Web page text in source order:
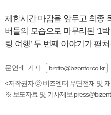
제한시간 마감을 앞두고 최종
버들의 모습으로 마무리된 ‘1
링 여행’ 두 번째 이야기가 펼
문연배 기자
bretto@bizenter.co.kr
<저작권자 ⓒ 비즈엔터 무단전재 및
※ 보도자료 및 기사제보